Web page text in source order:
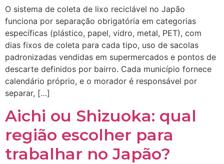
O sistema de coleta de lixo reciclável no Japão
funciona por separação obrigatória em categorias
específicas (plástico, papel, vidro, metal, PET), com
dias fixos de coleta para cada tipo, uso de sacolas
padronizadas vendidas em supermercados e pontos de
descarte definidos por bairro. Cada município fornece
calendário próprio, e o morador é responsável por
separar, […]
Aichi ou Shizuoka: qual
região escolher para
trabalhar no Japão?